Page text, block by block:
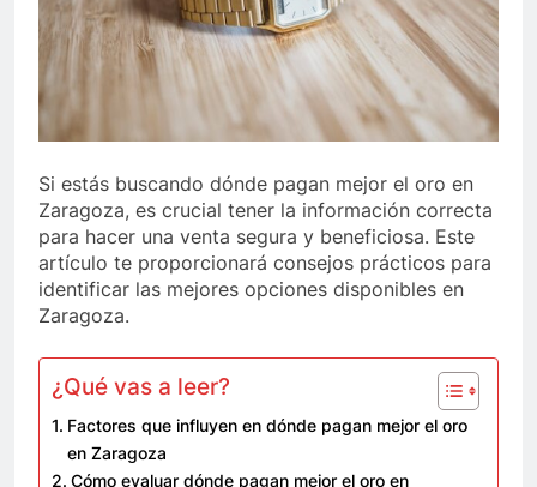
Si estás buscando dónde pagan mejor el oro en
Zaragoza, es crucial tener la información correcta
para hacer una venta segura y beneficiosa. Este
artículo te proporcionará consejos prácticos para
identificar las mejores opciones disponibles en
Zaragoza.
¿Qué vas a leer?
Factores que influyen en dónde pagan mejor el oro
en Zaragoza
Cómo evaluar dónde pagan mejor el oro en